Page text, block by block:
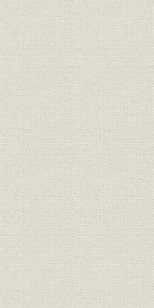
靴;生産
靴;風俗